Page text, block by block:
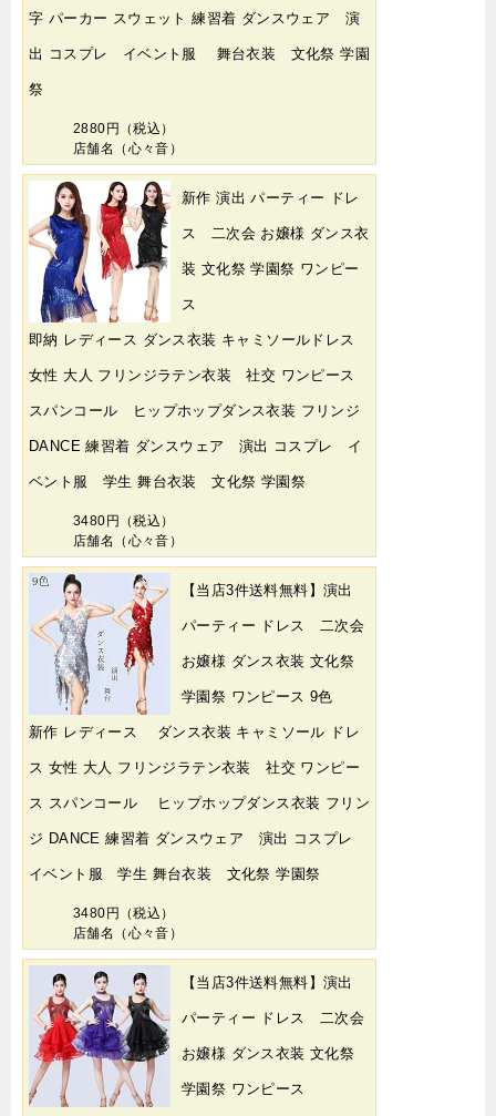
字 パーカー スウェット 練習着 ダンスウェア 演
出 コスプレ イベント服 舞台衣装 文化祭 学園
祭
2880円（税込）
店舗名（心々音）
新作 演出 パーティー ドレ
ス 二次会 お嬢様 ダンス衣
装 文化祭 学園祭 ワンピー
ス
即納 レディース ダンス衣装 キャミソールドレス
女性 大人 フリンジラテン衣装 社交 ワンピース
スパンコール ヒップホップダンス衣装 フリンジ
DANCE 練習着 ダンスウェア 演出 コスプレ イ
ベント服 学生 舞台衣装 文化祭 学園祭
3480円（税込）
店舗名（心々音）
【当店3件送料無料】演出
パーティー ドレス 二次会
お嬢様 ダンス衣装 文化祭
学園祭 ワンピース 9色
新作 レディース ダンス衣装 キャミソール ドレ
ス 女性 大人 フリンジラテン衣装 社交 ワンピー
ス スパンコール ヒップホップダンス衣装 フリン
ジ DANCE 練習着 ダンスウェア 演出 コスプレ
イベント服 学生 舞台衣装 文化祭 学園祭
3480円（税込）
店舗名（心々音）
【当店3件送料無料】演出
パーティー ドレス 二次会
お嬢様 ダンス衣装 文化祭
学園祭 ワンピース